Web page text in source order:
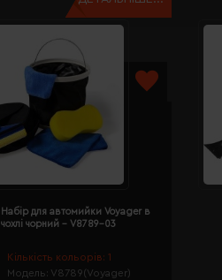
Кількість кольорів: 1
Модель: V8789(Voyager)
Набір для автомийки Voyager в
чохлі чорний - V8789-03